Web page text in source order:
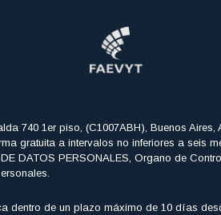
740 1er piso, (C1007ABH), Buenos
gratuita a intervalos no inferiores a seis
DATOS PERSONALES, Organo de
dentro de un plazo máximo de 10 días